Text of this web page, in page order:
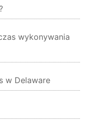
wykonywania
w Delaware